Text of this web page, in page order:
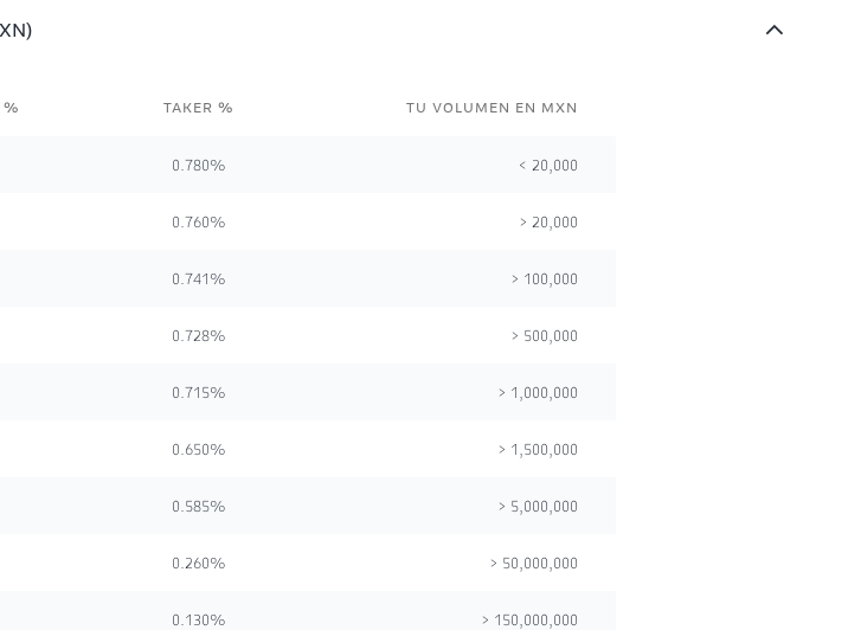
% TAKER % TU VOLUMEN EN MXN
0.780% < 20,000
0.760% > 20,000
0.741% > 100,000
0.728% > 500,000
0.715% > 1,000,000
0.650% > 1,500,000
0.585% > 5,000,000
0.260% > 50,000,000
0.130% > 150,000,000